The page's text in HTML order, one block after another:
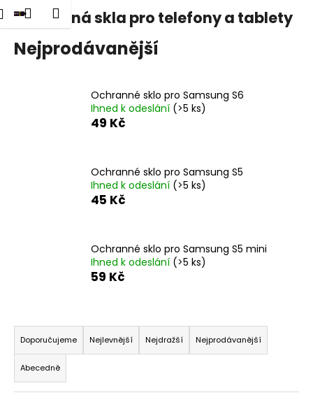
Přejít
na
obsah
Přihlášení
Nákupní
košík
Menu
Ochranná skla pro telefony a tablety
Nejprodávanější
Ochranné sklo pro Samsung S6
Ihned k odeslání (>5 ks)
49 Kč
Ochranné sklo pro Samsung S5
Ihned k odeslání (>5 ks)
45 Kč
Ochranné sklo pro Samsung S5 mini
Ihned k odeslání (>5 ks)
59 Kč
Ř
a
z
e
n
Doporučujeme Nejlevnější Nejdražší Nejprodávanější
Abecedně
K
o
a
j
t